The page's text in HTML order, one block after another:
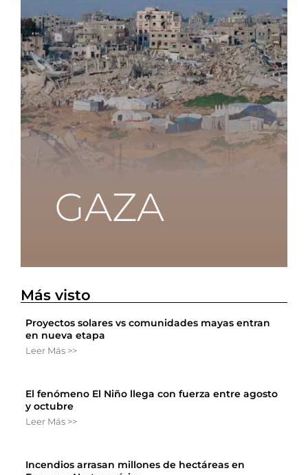
Más visto
Proyectos solares vs comunidades mayas entran
en nueva etapa
Leer Más >>
El fenómeno El Niño llega con fuerza entre agosto
y octubre
Leer Más >>
Incendios arrasan millones de hectáreas en